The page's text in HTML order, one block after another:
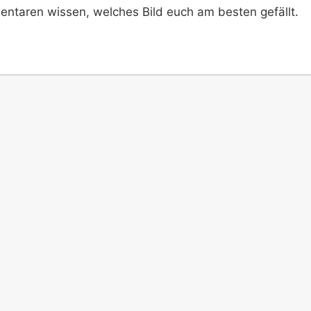
wissen, welches Bild euch am besten gefällt.